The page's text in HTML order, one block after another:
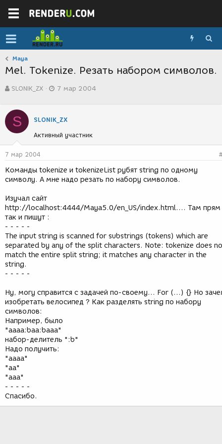
Maya
Mel. Tokenize. Резать набором символов.
в
о
р
т
е
м
ы
SLONIK_ZX
а
с
з
д
и
я
7 мар 2004
S SLONIK_ZX
Активный участник
7 мар 2004
Команды tokenize и tokenizeList рубят string по одному
символу. А мне надо резать по набору символов.
Изучал сайт
http://localhost:4444/Maya5.0/en_US/index.html.... Там прям
так и пишут :
- - - - -
The input string is scanned for substrings (tokens) which are
separated by any of the split characters. Note: tokenize does
match the entire split string; it matches any character in the
string.
- - - - -
Ну, могу справится с задачей по-своему... For (...) {} Но
изобретать велосипед ? Как разделять string по набору
символов:
Например, было
"aaaa:baa:baaa"
набор-делитель ":b"
Надо получить:
"aaaa"
"aa"
"aaa"
- - - - -
Спасибо.